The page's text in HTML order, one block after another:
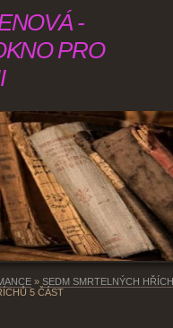
-
PRO
» SEDM SMRTELNÝCH
5 ČÁST